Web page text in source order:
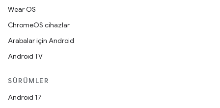
Wear OS
ChromeOS cihazlar
Arabalar için Android
Android TV
SÜRÜMLER
Android 17